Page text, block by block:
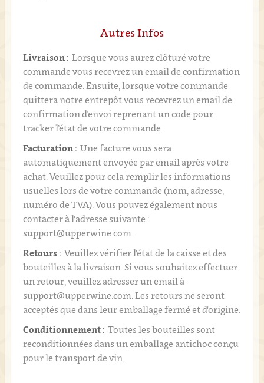
Autres Infos
Livraison : Lorsque vous aurez clôturé votre
commande vous recevrez un email de confirmation
de commande. Ensuite, lorsque votre commande
quittera notre entrepôt vous recevrez un email de
confirmation d’envoi reprenant un code pour
tracker l’état de votre commande.
Facturation : Une facture vous sera
automatiquement envoyée par email après votre
achat. Veuillez pour cela remplir les informations
usuelles lors de votre commande (nom, adresse,
numéro de TVA). Vous pouvez également nous
contacter à l'adresse suivante :
support@upperwine.com.
Retours : Veuillez vérifier l'état de la caisse et des
bouteilles à la livraison. Si vous souhaitez effectuer
un retour, veuillez adresser un email à
support@upperwine.com. Les retours ne seront
acceptés que dans leur emballage fermé et d'origine.
Conditionnement : Toutes les bouteilles sont
reconditionnées dans un emballage antichoc conçu
pour le transport de vin.